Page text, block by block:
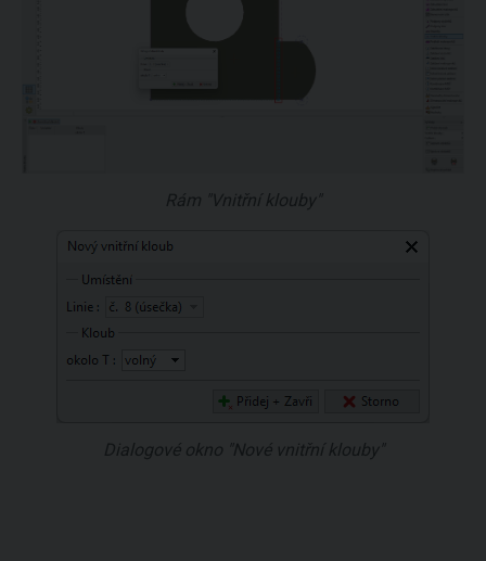
Rám "Vnitřní klouby"
Dialogové okno "Nové vnitřní klouby"